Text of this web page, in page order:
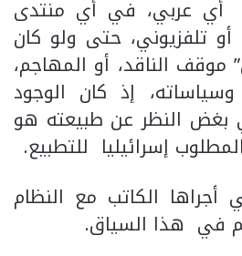
أي عربي، في أي منتدى
أو تلفزيوني، حتى ولو كان
الناقد، أو المهاجم،
إذ كان الوجود
بغض النظر عن طبيعته هو
إسرائيليا للتطبيع.
أجراها الكاتب مع النظام
في هذا السياق.